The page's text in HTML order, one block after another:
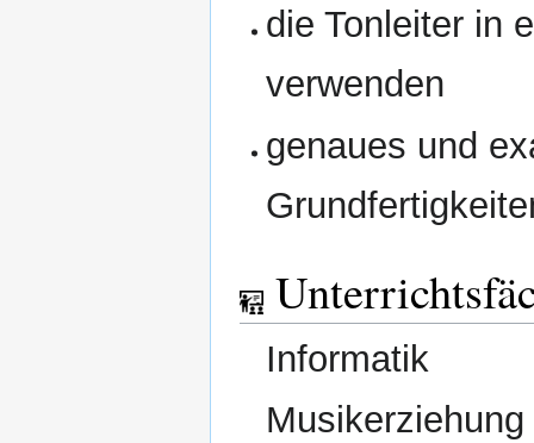
die Tonleiter in
verwenden
genaues und
Informatik
Musikerziehung